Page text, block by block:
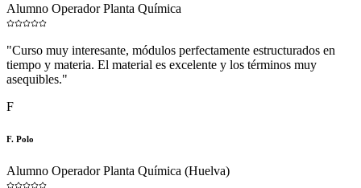
Alumno Operador Planta Química
"Curso muy interesante, módulos perfectamente estructurados en
tiempo y materia. El material es excelente y los términos muy
asequibles."
F
F. Polo
Alumno Operador Planta Química (Huelva)